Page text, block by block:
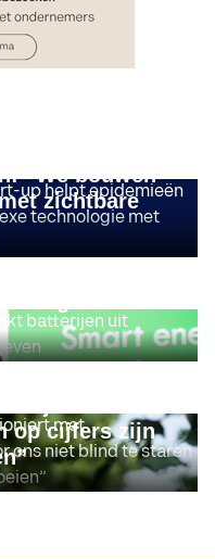
start-up helpt
“We bouwen
zichtbare
op cijfers zijn